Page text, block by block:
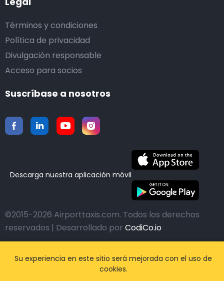
Términos y condiciones
Política de privacidad
Divulgación responsable
Acceso para socios
Suscríbase a nosotros
Descarga nuestra aplicación móvil
©2015-2026 Airporttaxis.com. Todos los derechos
reservados | Desarrollado por CodiCo.io
Su experiencia en este sitio será mejorada con el uso de
cookies.